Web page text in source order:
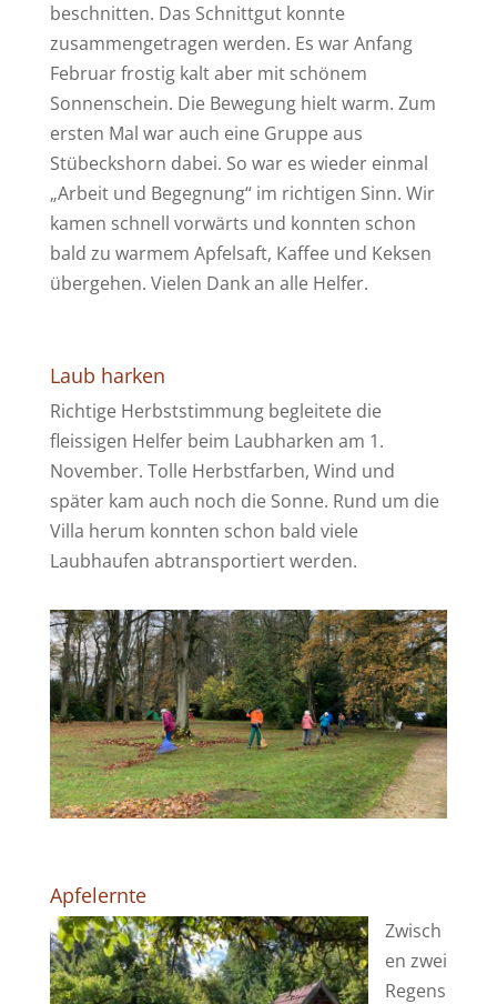
beschnitten. Das Schnittgut konnte
zusammengetragen werden. Es war Anfang
Februar frostig kalt aber mit schönem
Sonnenschein. Die Bewegung hielt warm. Zum
ersten Mal war auch eine Gruppe aus
Stübeckshorn dabei. So war es wieder einmal
„Arbeit und Begegnung“ im richtigen Sinn. Wir
kamen schnell vorwärts und konnten schon
bald zu warmem Apfelsaft, Kaffee und Keksen
übergehen. Vielen Dank an alle Helfer.
Laub harken
Richtige Herbststimmung begleitete die
fleissigen Helfer beim Laubharken am 1.
November. Tolle Herbstfarben, Wind und
später kam auch noch die Sonne. Rund um die
Villa herum konnten schon bald viele
Laubhaufen abtransportiert werden.
Apfelernte
Zwisch
en zwei
Regens